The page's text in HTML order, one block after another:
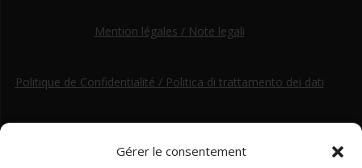
Gérer le consentement
Mention légales / Note legali
Politique de Confidentialité / Politica di trattamento dei dati